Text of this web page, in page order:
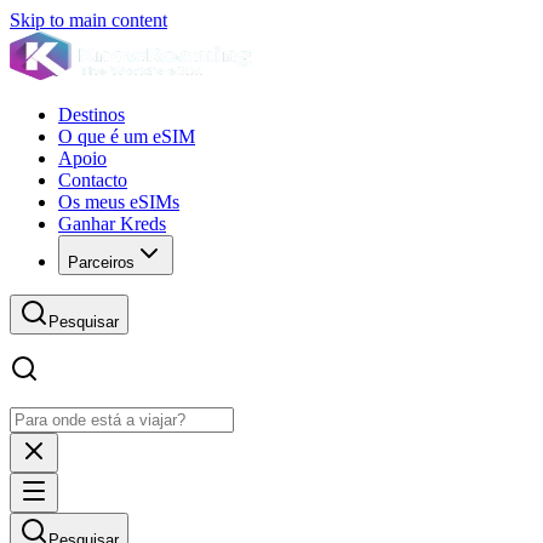
Skip to main content
Destinos
O que é um eSIM
Apoio
Contacto
Os meus eSIMs
Ganhar Kreds
Parceiros
Pesquisar